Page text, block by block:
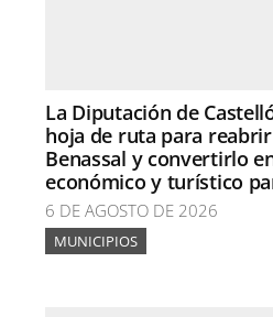
La Diputación de
hoja de ruta para
Benassal y convertirlo
económico y turístico
6 DE AGOSTO DE 2026
MUNICIPIOS